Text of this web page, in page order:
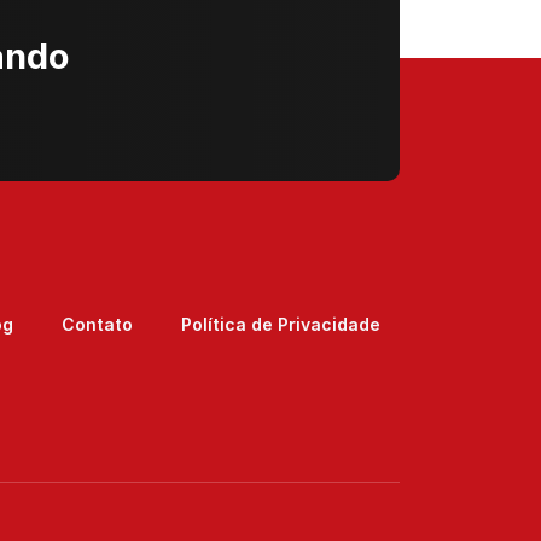
Contato Política de Privacidade